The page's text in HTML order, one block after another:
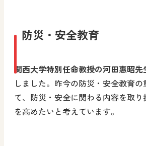
防災・安全教育
関西大学特別任命教授の河田惠昭先
しました。昨今の防災・安全教育
て、防災・安全に関わる内容を取
を高めたいと考えています。